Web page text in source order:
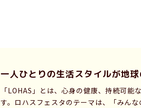
一人ひとりの生活スタイルが地
「LOHAS」とは、心身の健康、持続可
す。ロハスフェスタのテーマは、「みん